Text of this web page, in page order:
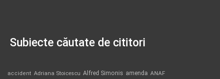
Subiecte căutate de cititori
accident Adriana Stoicescu Alfred Simonis amenda ANAF